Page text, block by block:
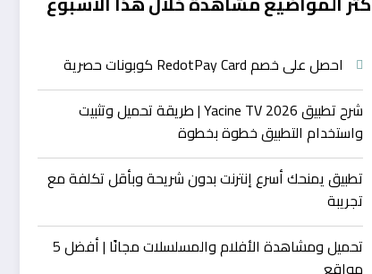
احصل على خصم RedotPay Card كوبونات حصرية
شرح تطبيق Yacine TV 2026 | طريقة تحميل وتثبيت
واستخدام التطبيق خطوة بخطوة
تطبيق يمنحك أسرع إنترنت بدون شريحة وبأقل تكلفة مع
تجريبة
تحميل ومشاهدة الأفلام والمسلسلات مجانًا | أفضل 5
مواقع